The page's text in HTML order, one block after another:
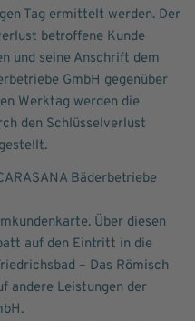
Tag ermittelt werden. Der
betroffene Kunde
und seine Anschrift dem
GmbH gegenüber
Werktag werden die
den Schlüsselverlust
Bäderbetriebe
Über diesen
auf den Eintritt in die
– Das Römisch
andere Leistungen der